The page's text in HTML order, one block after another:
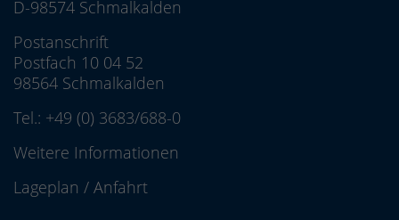
D-98574 Schmalkalden
Postanschrift
Postfach 10 04 52
98564 Schmalkalden
Tel.: +49 (0) 3683/688-0
Weitere Informationen
Lageplan / Anfahrt